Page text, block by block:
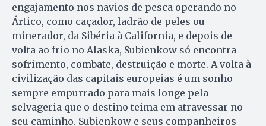
engajamento nos navios de pesca operando no
Ártico, como caçador, ladrão de peles ou
minerador, da Sibéria à California, e depois de
volta ao frio no Alaska, Subienkow só encontra
sofrimento, combate, destruição e morte. A volta à
civilização das capitais europeias é um sonho
sempre empurrado para mais longe pela
selvageria que o destino teima em atravessar no
seu caminho. Subienkow e seus companheiros